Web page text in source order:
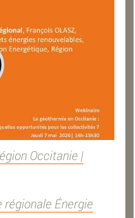
Occitanie |
régionale Énergie